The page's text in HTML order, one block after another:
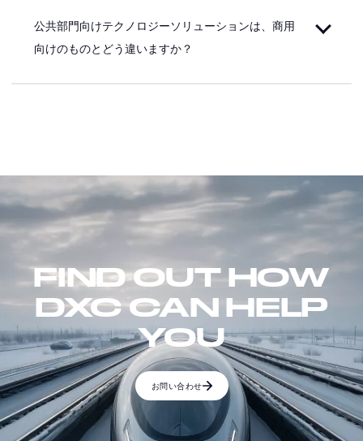
公共部門向けテクノロジーソリューションは、商用
向けのものとどう違いますか？
FIND OUT HOW
DXC CAN HELP
YOU
お問い合わせ